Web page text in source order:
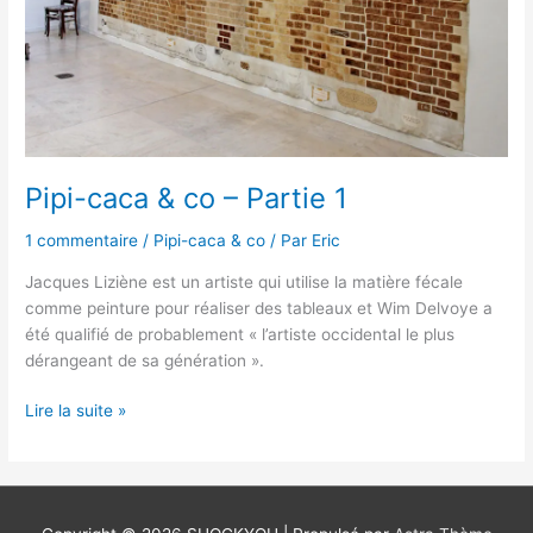
Pipi-caca & co – Partie 1
1 commentaire / Pipi-caca & co / Par Eric
Jacques Liziène est un artiste qui utilise la matière fécale
comme peinture pour réaliser des tableaux et Wim Delvoye a
été qualifié de probablement « l’artiste occidental le plus
dérangeant de sa génération ».
Lire la suite »